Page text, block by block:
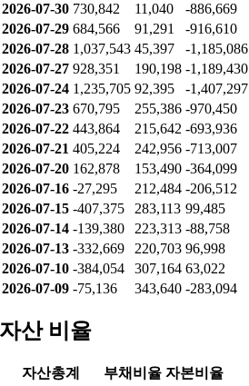
2026-07-30 730,842 11,040
-886,669
2026-07-29 684,566 91,291
-916,610
2026-07-28 1,037,543 45,397
-1,185,086
2026-07-27 928,351 190,198 -1,189,430
2026-07-24 1,235,705 92,395
-1,407,297
2026-07-23 670,795 255,386 -970,450
2026-07-22 443,864 215,642 -693,936
2026-07-21 405,224 242,956 -713,007
2026-07-20 162,878 153,490 -364,099
2026-07-16 -27,295 212,484 -206,512
2026-07-15 -407,375 283,113 99,485
2026-07-14 -139,380 223,313 -88,758
2026-07-13 -332,669 220,703 96,998
2026-07-10 -384,054 307,164 63,022
2026-07-09 -75,136 343,640 -283,094
자산 비율
자산총계 부채비율 자본비율